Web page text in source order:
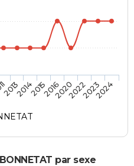
20132014201520162020202220232024
par sexe